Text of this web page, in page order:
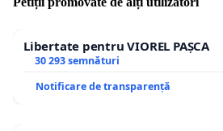
Libertate pentru VIOREL PAȘCA
30 293 semnături
Notificare de transparență